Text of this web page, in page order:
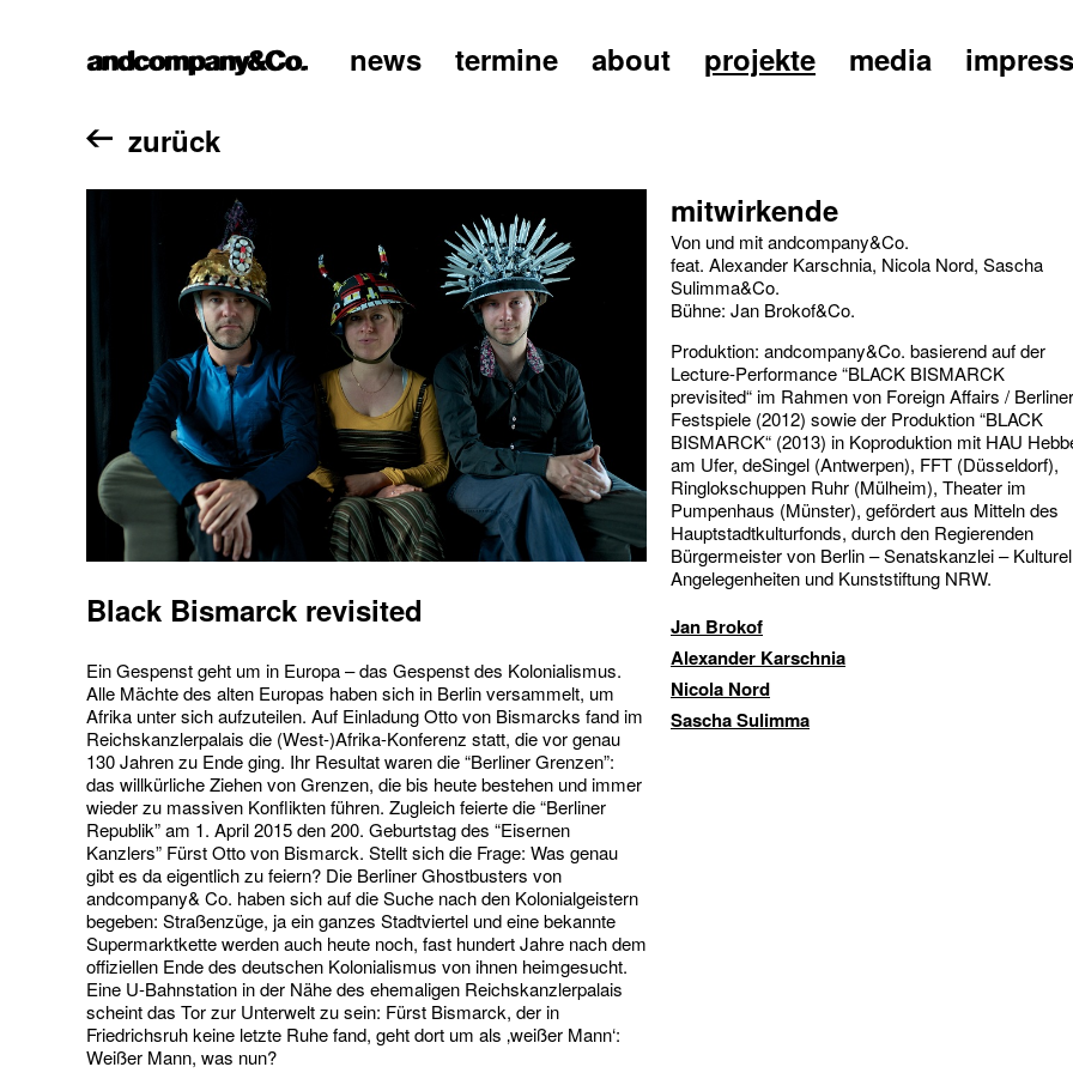
home news termine about projekte media
zurück
Black Bismarck revisited
Ein Gespenst geht um in Europa – das Gespenst des Kolonialismus.
Alle Mächte des alten Europas haben sich in Berlin versammelt, um
Afrika unter sich aufzuteilen. Auf Einladung Otto von Bismarcks fand im
Reichskanzlerpalais die (West-)Afrika-Konferenz statt, die vor genau
130 Jahren zu Ende ging. Ihr Resultat waren die “Berliner Grenzen”:
das willkürliche Ziehen von Grenzen, die bis heute bestehen und immer
wieder zu massiven Konflikten führen. Zugleich feierte die “Berliner
Republik” am 1. April 2015 den 200. Geburtstag des “Eisernen
Kanzlers” Fürst Otto von Bismarck. Stellt sich die Frage: Was genau
gibt es da eigentlich zu feiern? Die Berliner Ghostbusters von
andcompany& Co. haben sich auf die Suche nach den Kolonialgeistern
begeben: Straßenzüge, ja ein ganzes Stadtviertel und eine bekannte
Supermarktkette werden auch heute noch, fast hundert Jahre nach dem
offiziellen Ende des deutschen Kolonialismus von ihnen heimgesucht.
Eine U-Bahnstation in der Nähe des ehemaligen Reichskanzlerpalais
scheint das Tor zur Unterwelt zu sein: Fürst Bismarck, der in
Friedrichsruh keine letzte Ruhe fand, geht dort um als ‚weißer Mann‘:
Weißer Mann, was nun?
mitwirkende
Von und mit andcompany&Co.
feat. Alexander Karschnia, Nicola Nord, Sascha
Sulimma&Co.
Bühne: Jan Brokof&Co.
Produktion: andcompany&Co. basierend auf der
Lecture-Performance “BLACK BISMARCK
previsited“ im Rahmen von Foreign Affairs / Berliner
Festspiele (2012) sowie der Produktion “BLACK
BISMARCK“ (2013) in Koproduktion mit HAU
am Ufer, deSingel (Antwerpen), FFT (Düsseldorf),
Ringlokschuppen Ruhr (Mülheim), Theater im
Pumpenhaus (Münster), gefördert aus Mitteln des
Hauptstadtkulturfonds, durch den Regierenden
Bürgermeister von Berlin – Senatskanzlei –
Angelegenheiten und Kunststiftung NRW.
Jan Brokof
Alexander Karschnia
Nicola Nord
Sascha Sulimma